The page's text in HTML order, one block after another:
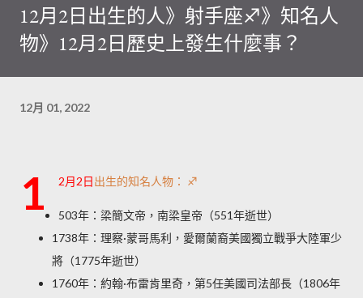
12月2日出生的人》射手座♐️》知名人
物》12月2日歷史上發生什麼事？
12月 01, 2022
1 2月2日出生的知名人物： ♐️
503年：梁簡文帝，南梁皇帝（551年逝世）
1738年：理察·蒙哥馬利，愛爾蘭裔美國獨立戰爭大陸軍少
將（1775年逝世）
1760年：約翰·布雷肯里奇，第5任美國司法部長（1806年